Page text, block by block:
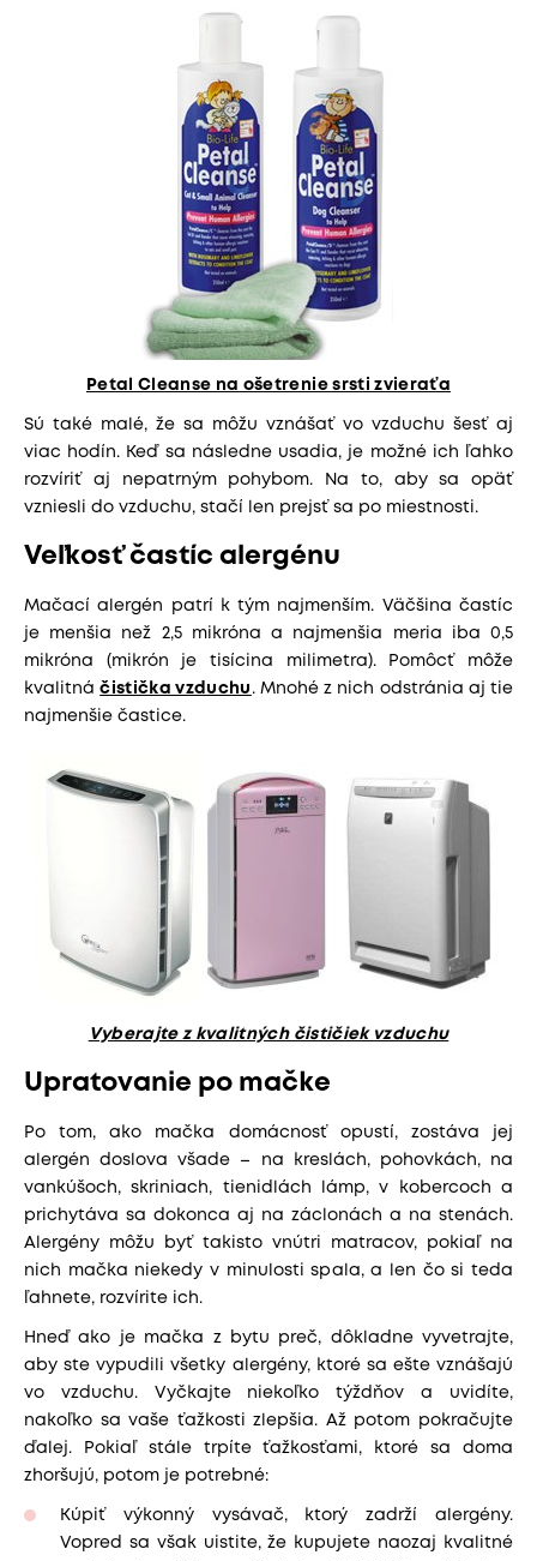
Petal Cleanse na ošetrenie srsti zvieraťa
Sú také malé, že sa môžu vznášať vo vzduchu šesť aj
viac hodín. Keď sa následne usadia, je možné ich ľahko
rozvíriť aj nepatrným pohybom. Na to, aby sa opäť
vzniesli do vzduchu, stačí len prejsť sa po miestnosti.
Veľkosť častíc alergénu
Mačací alergén patrí k tým najmenším. Väčšina častíc
je menšia než 2,5 mikróna a najmenšia meria iba 0,5
mikróna (mikrón je tisícina milimetra). Pomôcť môže
kvalitnáčistička vzduchu . Mnohé z nich odstránia aj tie
najmenšie častice.
Vyberajte z kvalitných čističiek vzduchu
Upratovanie po mačke
Po tom, ako mačka domácnosť opustí, zostáva jej
alergén doslova všade – na kreslách, pohovkách, na
vankúšoch, skriniach, tienidlách lámp, v kobercoch a
prichytáva sa dokonca aj na záclonách a na stenách.
Alergény môžu byť takisto vnútri matracov, pokiaľ na
nich mačka niekedy v minulosti spala, a len čo si teda
ľahnete, rozvírite ich.
Hneď ako je mačka z bytu preč, dôkladne vyvetrajte,
aby ste vypudili všetky alergény, ktoré sa ešte vznášajú
vo vzduchu. Vyčkajte niekoľko týždňov a uvidíte,
nakoľko sa vaše ťažkosti zlepšia. Až potom pokračujte
ďalej. Pokiaľ stále trpíte ťažkosťami, ktoré sa doma
zhoršujú, potom je potrebné:
Kúpiť výkonný vysávač, ktorý zadrží alergény.
Vopred sa však uistite, že kupujete naozaj kvalitné